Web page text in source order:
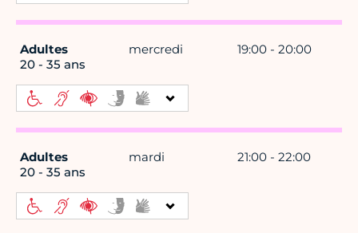
Adultes
20 - 35 ans
mercredi 19:00 - 20:00
Adultes
20 - 35 ans
mardi 21:00 - 22:00